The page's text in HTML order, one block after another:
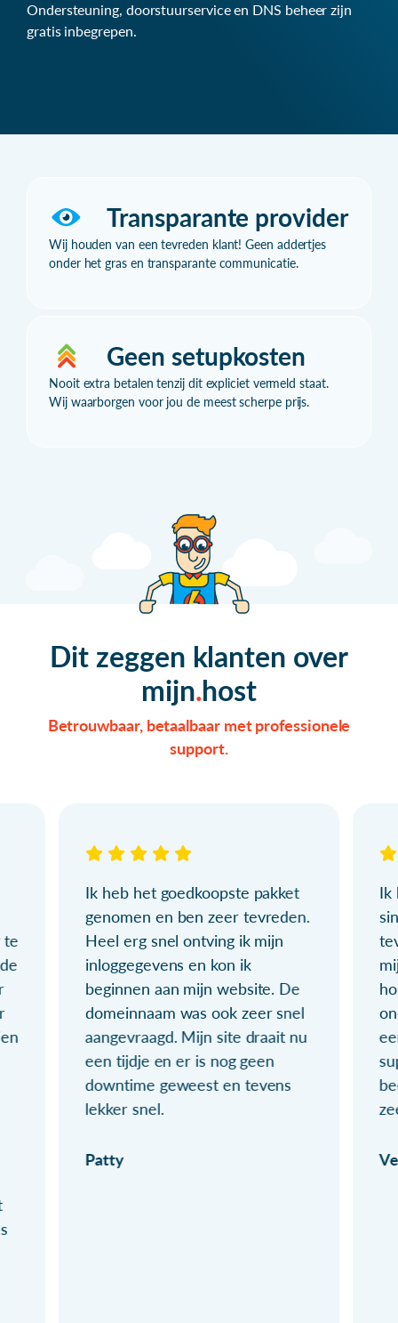
Ondersteuning, doorstuurservice en DNS beheer zijn
gratis inbegrepen.
Transparante provider
Wij houden van een tevreden klant! Geen addertjes
onder het gras en transparante communicatie.
Geen setupkosten
Nooit extra betalen tenzij dit expliciet vermeld staat.
Wij waarborgen voor jou de meest scherpe prijs.
Dit zeggen klanten over
mijn host
Betrouwbaar, betaalbaar met professionele
support.
te
Ik heb het goedkoopste pakket
genomen en ben zeer tevreden.
Heel erg snel ontving ik mijn
inloggegevens en kon ik
beginnen aan mijn website. De
domeinnaam was ook zeer snel
aangevraagd. Mijn site draait nu
een tijdje en er is nog geen
downtime geweest en tevens
lekker snel.
Patty
Ik